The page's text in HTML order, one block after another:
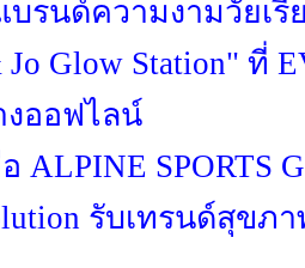
บรนด์ความงามวัยเรี
Jo Glow Station" ที่
ออฟไลน์
ALPINE SPORTS
รับเทรนด์สุขภ